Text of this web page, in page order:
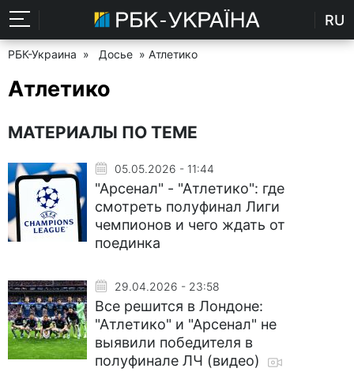
RU
РБК-Украина » Досье » Атлетико
Атлетико
МАТЕРИАЛЫ ПО ТЕМЕ
05.05.2026 - 11:44
"Арсенал" - "Атлетико": где
смотреть полуфинал Лиги
чемпионов и чего ждать от
поединка
29.04.2026 - 23:58
Все решится в Лондоне:
"Атлетико" и "Арсенал" не
выявили победителя в
полуфинале ЛЧ (видео)